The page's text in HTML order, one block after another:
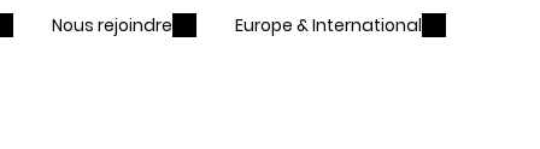
Nous rejoindre Europe & International